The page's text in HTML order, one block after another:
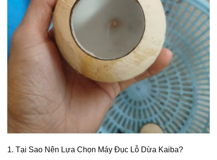
1. Tại Sao Nên Lựa Chọn Máy Đục Lỗ Dừa Kaiba?